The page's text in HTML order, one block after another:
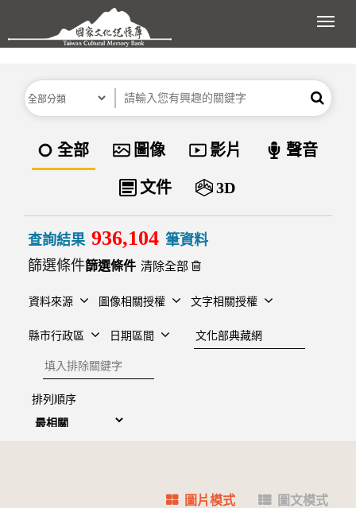
跳到主要內容區塊
展
分類 關鍵字 搜尋
資料類型
全部 圖像 影片 聲音
文件 3D
查詢結果 936,104 筆資料
篩選條件
清除全部
資料來源 圖像相關授權 文字相關授權
縣市行政區 日期區間
建檔單位
排除關鍵字
排列順序
圖片模式 圖文模式